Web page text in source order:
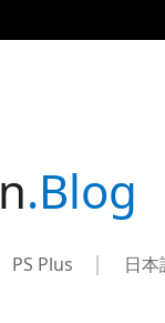
.Blog
PS Plus 日本